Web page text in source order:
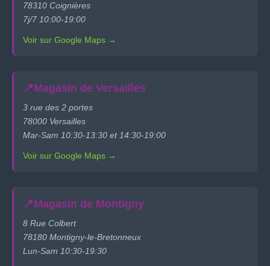
78310 Coignières
7j/7 10:00-19:00
Voir sur Google Maps →
📍Magasin de Versailles
3 rue des 2 portes
78000 Versailles
Mar-Sam 10:30-13:30 et 14:30-19:00
Voir sur Google Maps →
📍Magasin de Montigny
8 Rue Colbert
78180 Montigny-le-Bretonneux
Lun-Sam 10:30-19:30